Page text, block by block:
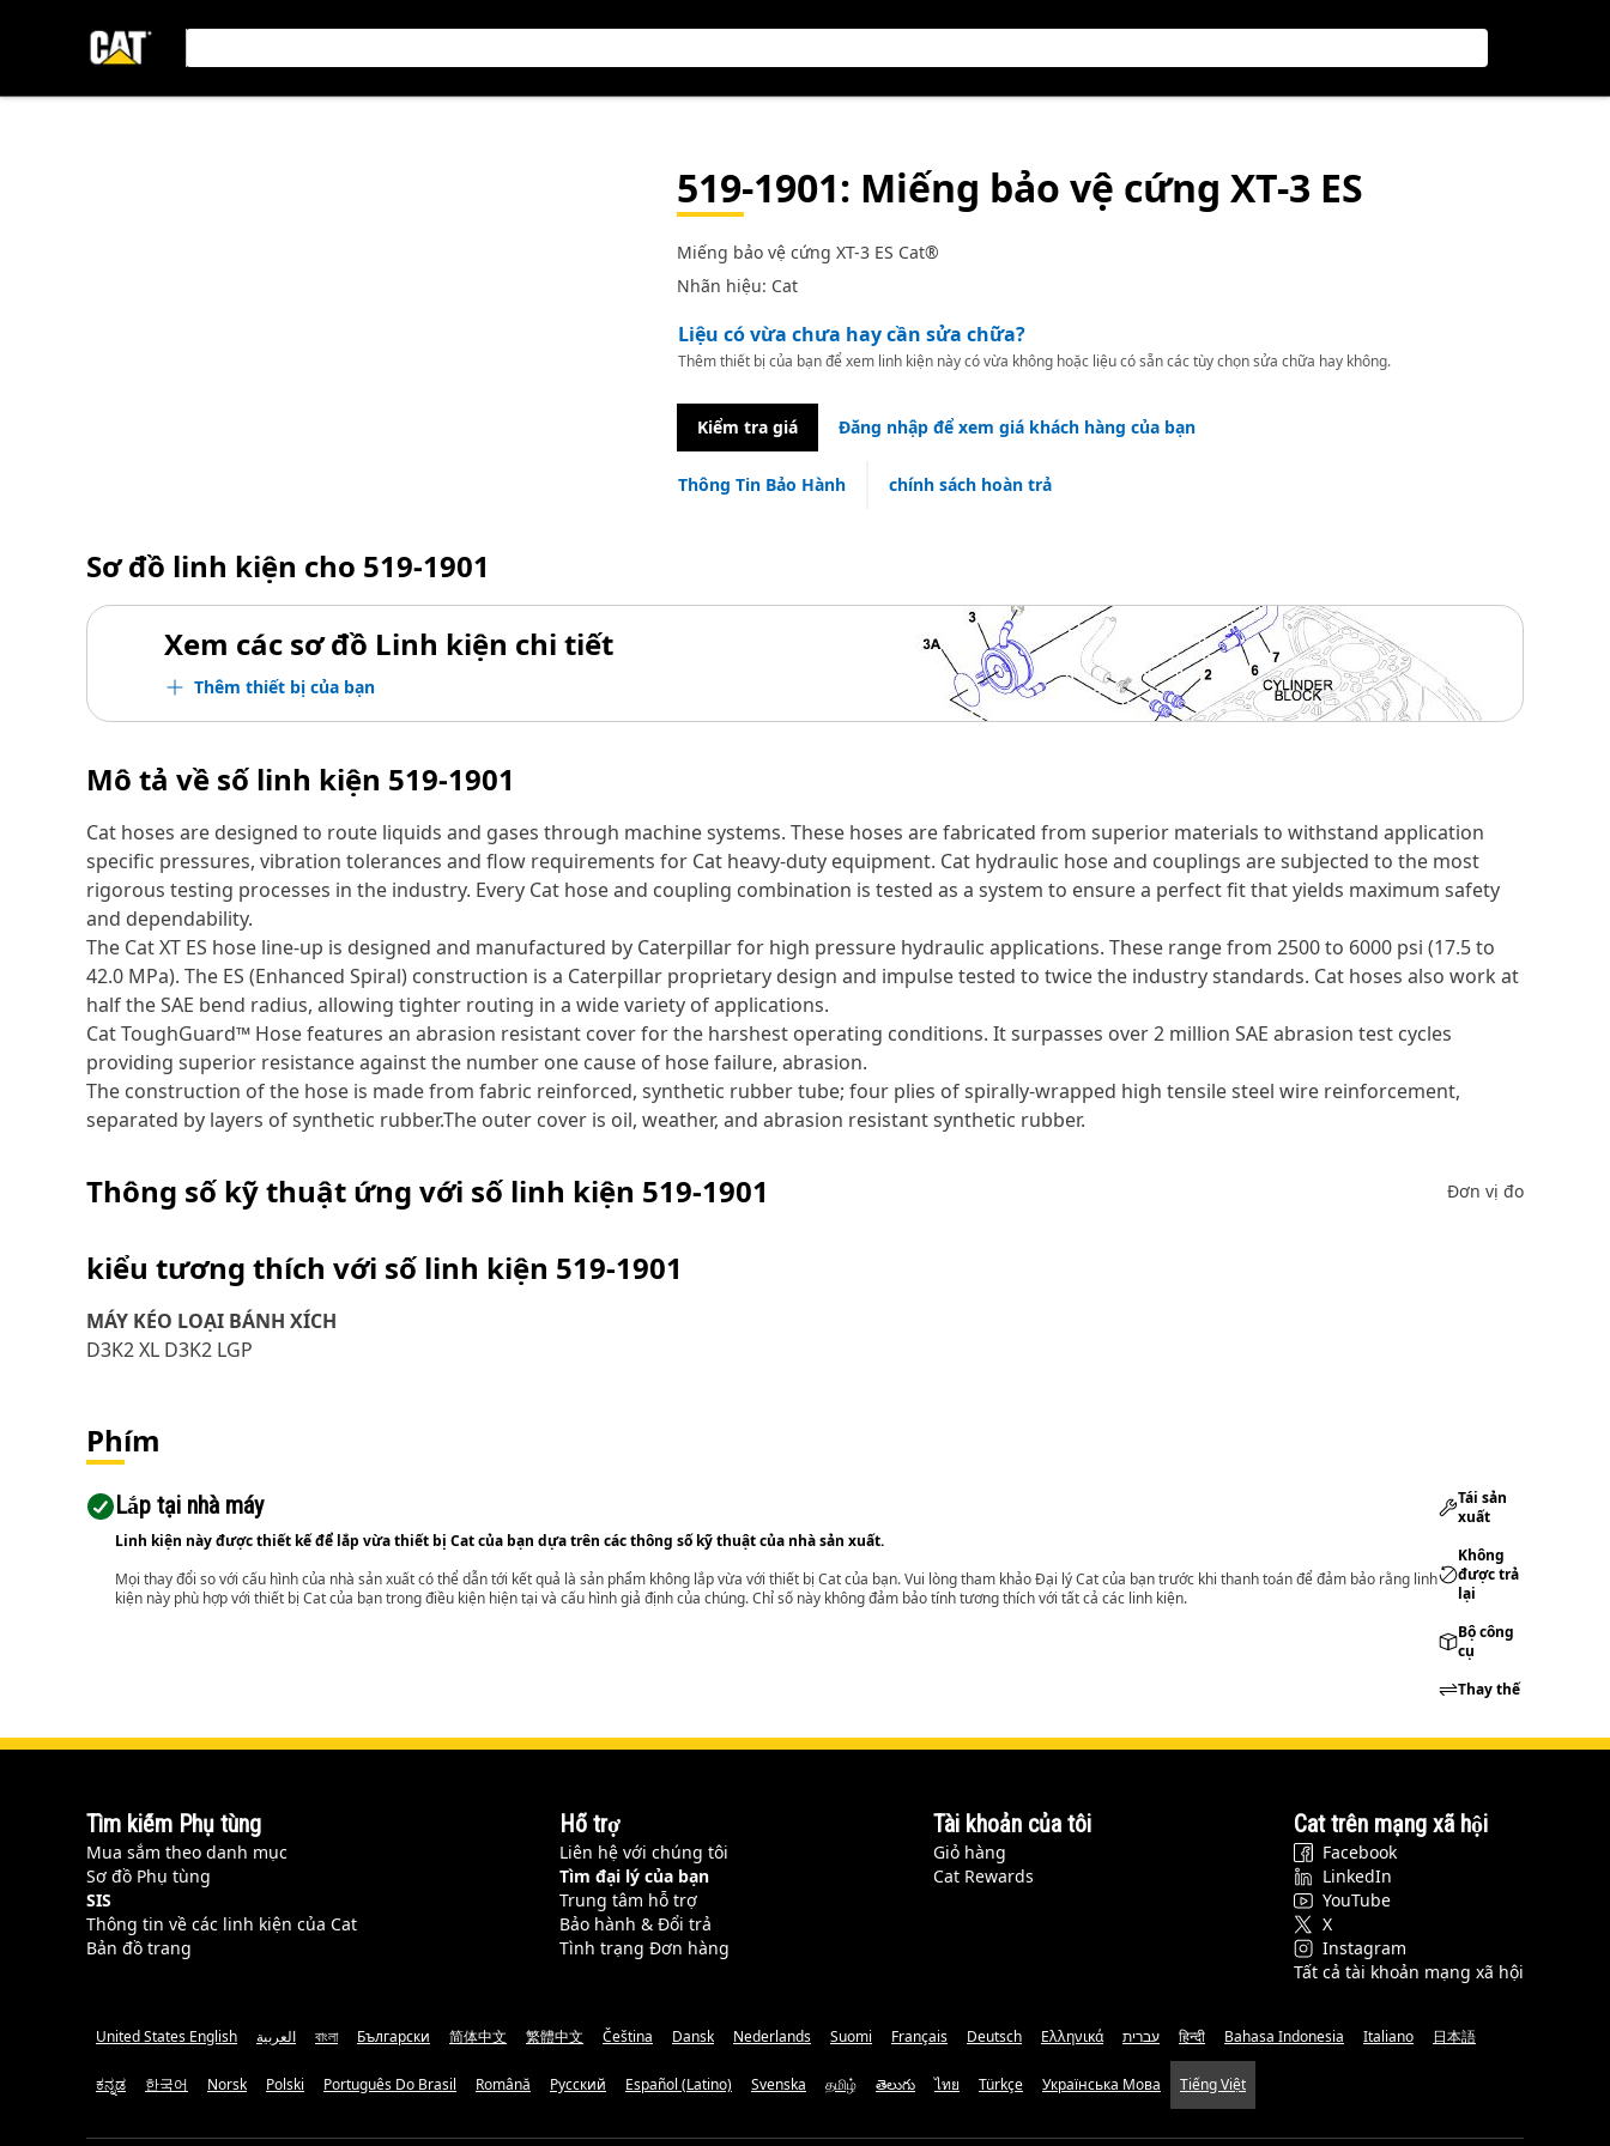
519-1901: Miếng bảo vệ cứng XT-3 ES
Miếng bảo vệ cứng XT-3 ES Cat®
Nhãn hiệu: Cat
Liệu có vừa chưa hay cần sửa chữa?
Thêm thiết bị của bạn để xem linh kiện này có vừa không hoặc liệu có sẵn các tùy chọn sửa chữa hay không.
Kiểm tra giá Đăng nhập để xem giá khách hàng của bạn
Thông Tin Bảo Hành chính sách hoàn trả
Sơ đồ linh kiện cho 519-1901
Xem các sơ đồ Linh kiện chi tiết
Thêm thiết bị của bạn
Mô tả về số linh kiện 519-1901
Cat hoses are designed to route liquids and gases through machine systems. These hoses are fabricated from superior materials to withstand application
specific pressures, vibration tolerances and flow requirements for Cat heavy-duty equipment. Cat hydraulic hose and couplings are subjected to the most
rigorous testing processes in the industry. Every Cat hose and coupling combination is tested as a system to ensure a perfect fit that yields maximum safety
and dependability.
The Cat XT ES hose line-up is designed and manufactured by Caterpillar for high pressure hydraulic applications. These range from 2500 to 6000 psi (17.5 to
42.0 MPa). The ES (Enhanced Spiral) construction is a Caterpillar proprietary design and impulse tested to twice the industry standards. Cat hoses also work at
half the SAE bend radius, allowing tighter routing in a wide variety of applications.
Cat ToughGuard™ Hose features an abrasion resistant cover for the harshest operating conditions. It surpasses over 2 million SAE abrasion test cycles
providing superior resistance against the number one cause of hose failure, abrasion.
The construction of the hose is made from fabric reinforced, synthetic rubber tube; four plies of spirally-wrapped high tensile steel wire reinforcement,
separated by layers of synthetic rubber.The outer cover is oil, weather, and abrasion resistant synthetic rubber.
Thông số kỹ thuật ứng với số linh kiện 519-1901 Đơn vị đo
kiểu tương thích với số linh kiện 519-1901
MÁY KÉO LOẠI BÁNH XÍCH
D3K2 XL D3K2 LGP
Phím
Lắp tại nhà máy
Linh kiện này được thiết kế để lắp vừa thiết bị Cat của bạn dựa trên các thông số kỹ thuật của nhà sản xuất.
Mọi thay đổi so với cấu hình của nhà sản xuất có thể dẫn tới kết quả là sản phẩm không lắp vừa với thiết bị Cat của bạn. Vui lòng tham khảo Đại lý Cat của bạn trước khi thanh toán để đảm bảo rằng linh
kiện này phù hợp với thiết bị Cat của bạn trong điều kiện hiện tại và cấu hình giả định của chúng. Chỉ số này không đảm bảo tính tương thích với tất cả các linh kiện.
Tái sản
xuất
Không
được trả
lại
Bộ công
cụ
Thay thế
Tìm kiếm Phụ tùng
Mua sắm theo danh mục
Sơ đồ Phụ tùng
SIS
Thông tin về các linh kiện của Cat
Bản đồ trang
Hỗ trợ
Liên hệ với chúng tôi
Tìm đại lý của bạn
Trung tâm hỗ trợ
Bảo hành & Đổi trả
Tình trạng Đơn hàng
Tài khoản của tôi
Giỏ hàng
Cat Rewards
Cat trên mạng xã hội
Facebook
LinkedIn
YouTube
X
Instagram
Tất cả tài khoản mạng xã hội
United States English العربية বাংলা Български 简体中文 繁體中文 Čeština Dansk Nederlands Suomi Français Deutsch Ελληνικά עברית हिन्दी Bahasa Indonesia Italiano 日本語
ಕನ್ನಡ 한국어 Norsk Polski Português Do Brasil Română Русский Español (Latino) Svenska தமிழ் తెలుగు ไทย Türkçe Українська Мова Tiếng Việt